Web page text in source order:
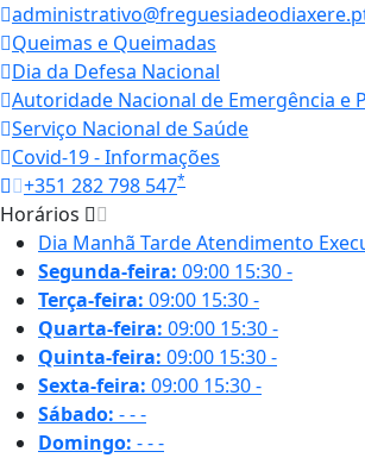
Queimas e Queimadas
Dia da Defesa Nacional
Autoridade Nacional de Emergência e
Serviço Nacional de Saúde
Covid-19 - Informações
+351 282 798 547*
Horários
Dia Manhã TardeAtendimento
Segunda-feira: 09:00 15:30-
Terça-feira: 09:00 15:30-
Quarta-feira: 09:00 15:30-
Quinta-feira: 09:00 15:30-
Sexta-feira: 09:00 15:30-
Sábado: ---
Domingo: ---